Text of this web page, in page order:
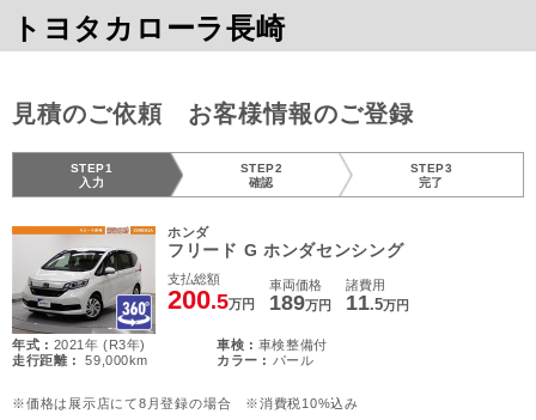
トヨタカローラ長崎
見積のご依頼 お客様情報のご登録
STEP1
入力
STEP2
確認
STEP3
完了
ホンダ
フリード G ホンダセンシング
支払総額
200.5万円
車両価格
189万円
諸費用
11.5万円
年式 : 2021年 (R3年) 車検 : 車検整備付
走行距離 :
59,000km カラー : パール
※価格は展示店にて8月登録の場合 ※消費税10%込み